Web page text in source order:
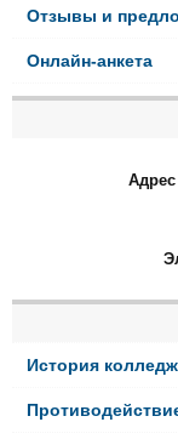
Отзывы и
Онлайн-анкета
Адрес
История